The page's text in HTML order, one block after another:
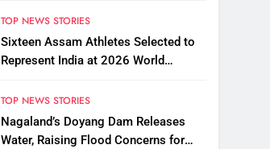
TOP NEWS STORIES
Sixteen Assam Athletes Selected to
Represent India at 2026 World
Korea
TOP NEWS STORIES
Nagaland’s Doyang Dam Releases
Water, Raising Flood Concerns for